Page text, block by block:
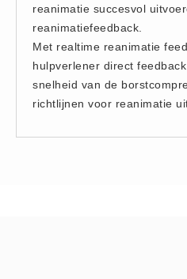
Evacuatie - Zaklampen (0)
Brandblusmiddelen
Blusdekens (1)
Brandblussers (0)
reanimatie succesvol
reanimatiefeedback.
Met realtime reanimatie
hulpverlener direct
snelheid van de
richtlijnen voor reanimatie